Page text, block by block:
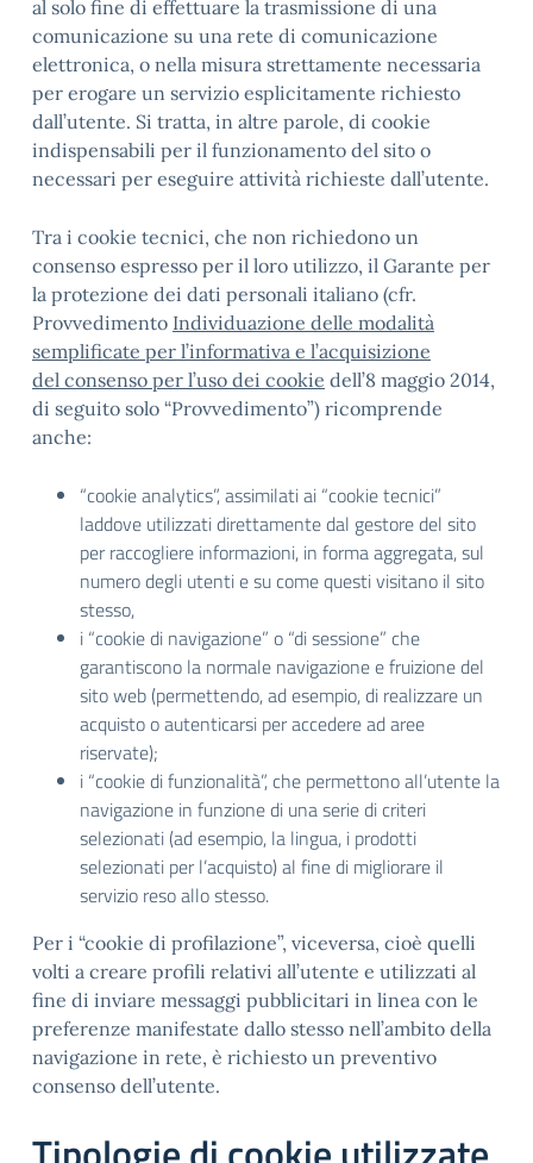
al solo fine di effettuare la trasmissione di una
comunicazione su una rete di comunicazione
elettronica, o nella misura strettamente necessaria
per erogare un servizio esplicitamente richiesto
dall’utente. Si tratta, in altre parole, di cookie
indispensabili per il funzionamento del sito o
necessari per eseguire attività richieste dall’utente.
Tra i cookie tecnici, che non richiedono un
consenso espresso per il loro utilizzo, il Garante per
la protezione dei dati personali italiano (cfr.
Provvedimento Individuazione delle modalità
semplificate per l’informativa e l’acquisizione
del consenso per l’uso dei cookie dell’8 maggio 2014,
di seguito solo “Provvedimento”) ricomprende
anche:
“cookie analytics”, assimilati ai “cookie tecnici”
laddove utilizzati direttamente dal gestore del sito
per raccogliere informazioni, in forma aggregata, sul
numero degli utenti e su come questi visitano il sito
stesso,
i “cookie di navigazione” o “di sessione” che
garantiscono la normale navigazione e fruizione del
sito web (permettendo, ad esempio, di realizzare un
acquisto o autenticarsi per accedere ad aree
riservate);
i “cookie di funzionalità”, che permettono all’utente la
navigazione in funzione di una serie di criteri
selezionati (ad esempio, la lingua, i prodotti
selezionati per l’acquisto) al fine di migliorare il
servizio reso allo stesso.
Per i “cookie di profilazione”, viceversa, cioè quelli
volti a creare profili relativi all’utente e utilizzati al
fine di inviare messaggi pubblicitari in linea con le
preferenze manifestate dallo stesso nell’ambito della
navigazione in rete, è richiesto un preventivo
consenso dell’utente.